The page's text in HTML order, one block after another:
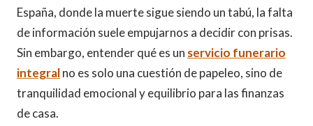
España, donde la muerte sigue siendo un tabú, la falta
de información suele empujarnos a decidir con prisas.
Sin embargo, entender qué es un servicio funerario
integralno es solo una cuestión de papeleo, sino de
tranquilidad emocional y equilibrio para las finanzas
de casa.